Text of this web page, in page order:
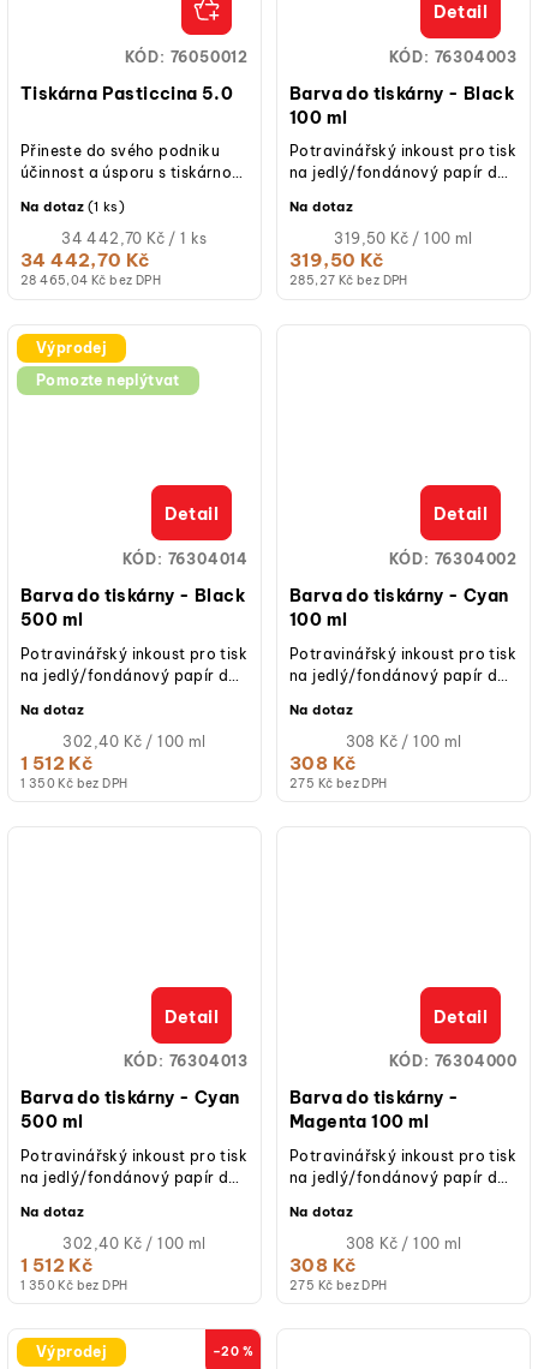
Tiskárna Pasticcina 5.0
28 465,04 Kč bez DPH
34 442,70 Kč
Měrná
cena:
34 442,70 Kč / 1 ks
Na dotaz (1 ks)
Přineste do svého podniku
účinnost a úsporu s tiskárnou
Pasticcina 5.0 je navržena s
ohledem...
KÓD: 76050012
Barva do tiskárny - Black
100 ml
285,27 Kč bez DPH
319,50 Kč
Měrná
cena:
319,50 Kč / 100 ml
Na dotaz
Detail
Potravinářský inkoust pro tisk
na jedlý/fondánový papír do
KÓD: 76304003
Výprodej
Pomozte neplýtvat
Barva do tiskárny - Black
500 ml
1 350 Kč bez DPH
1 512 Kč
Měrná
cena:
302,40 Kč / 100 ml
Na dotaz
Detail
Potravinářský inkoust pro tisk
na jedlý/fondánový papír do
KÓD: 76304014
Barva do tiskárny - Cyan
100 ml
275 Kč bez DPH
308 Kč
Měrná
cena:
308 Kč / 100 ml
Na dotaz
Detail
Potravinářský inkoust pro tisk
na jedlý/fondánový papír do
KÓD: 76304002
Barva do tiskárny - Cyan
500 ml
1 350 Kč bez DPH
1 512 Kč
Měrná
cena:
302,40 Kč / 100 ml
Na dotaz
Detail
Potravinářský inkoust pro tisk
na jedlý/fondánový papír do
KÓD: 76304013
Barva do tiskárny -
Magenta 100 ml
275 Kč bez DPH
308 Kč
Měrná
cena:
308 Kč / 100 ml
Na dotaz
Detail
Potravinářský inkoust pro tisk
na jedlý/fondánový papír do
KÓD: 76304000
Výprodej –20 %